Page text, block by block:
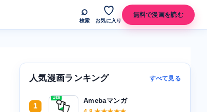
⌕
検索
♡
お気に入り
無料で漫画を読む
人気漫画ランキング すべて見る
1
Amebaマンガ